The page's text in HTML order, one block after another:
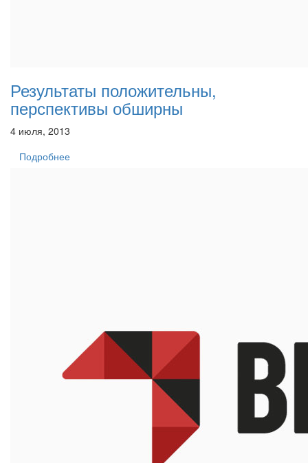
Результаты положительны,
перспективы обширны
4 июля, 2013
Подробнее